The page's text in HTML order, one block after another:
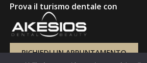
Prova il turismo dentale con
RICHIEDI UN APPUNTAMENTO